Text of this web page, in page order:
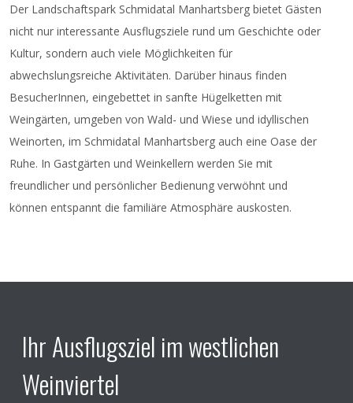
eingebunden, um die junge und jüngste Generation
mit dem Schaffen und der Bedeutung Gottfried von
Einems vertraut zu machen.
Der Landschaftspark Schmidatal Manhartsberg bietet Gästen
nicht nur interessante Ausflugsziele rund um Geschichte oder
Kultur, sondern auch viele Möglichkeiten für
abwechslungsreiche Aktivitäten. Darüber hinaus finden
BesucherInnen, eingebettet in sanfte Hügelketten mit
Weingärten, umgeben von Wald- und Wiese und idyllischen
Weinorten, im Schmidatal Manhartsberg auch eine Oase der
Ruhe. In Gastgärten und Weinkellern werden Sie mit
freundlicher und persönlicher Bedienung verwöhnt und
können entspannt die familiäre Atmosphäre auskosten.
Ihr Ausflugsziel im westlichen
Weinviertel